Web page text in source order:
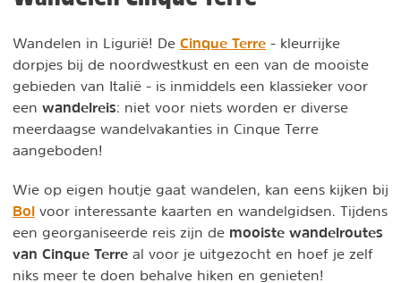
Wandelen in Ligurië! De Cinque Terre - kleurrijke
dorpjes bij de noordwestkust en een van de mooiste
gebieden van Italië - is inmiddels een klassieker voor
een wandelreis: niet voor niets worden er diverse
meerdaagse wandelvakanties in Cinque Terre
aangeboden!
Wie op eigen houtje gaat wandelen, kan eens kijken bij
Bol voor interessante kaarten en wandelgidsen. Tijdens
een georganiseerde reis zijn de mooiste wandelroutes
van Cinque Terre al voor je uitgezocht en hoef je zelf
niks meer te doen behalve hiken en genieten!